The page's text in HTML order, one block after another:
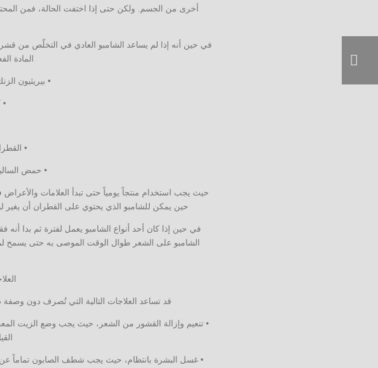
أخرى من الجسم. ولكن حتى إذا اختفت الحالة، فمن
في حين أنه إذا لم يساعد الشامبو العادي في التخلّص من
المادة
• بيريثيون
•
•
• حمض
حيث يجب استخدام منتجاً يومياً حتى تبدأ العلامات
حين يمكن للشامبو الذي يحتوي على القطران أن يغير
في حين إذا كان أحد أنواع الشامبو يعمل لفترة ثم بدا أنه
الشامبو على الشعر طوال الوقت الموصى به حتى يسمح
قد تساعد العلاجات التالية التي تُصرف دون وصفة
• تنعيم وإزالة القشور من الشعر، حيث يجب وضع الزيت
• غسل البشرة بانتظام، حيث يجب شطف الصابون تماماً